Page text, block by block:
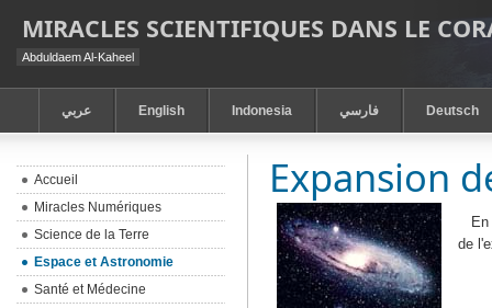
MIRACLES SCIENTIFIQUES DANS LE
Abduldaem Al-Kaheel
عربي English Indonesia فارسي Deutsch
Expansion
de
Accueil
Miracles Numériques
Science de la Terre
Espace et Astronomie
Santé et Médecine